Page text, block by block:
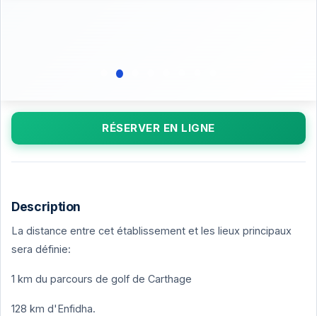
RÉSERVER EN LIGNE
Description
La distance entre cet établissement et les lieux principaux
sera définie:
1 km du parcours de golf de Carthage
128 km d'Enfidha.